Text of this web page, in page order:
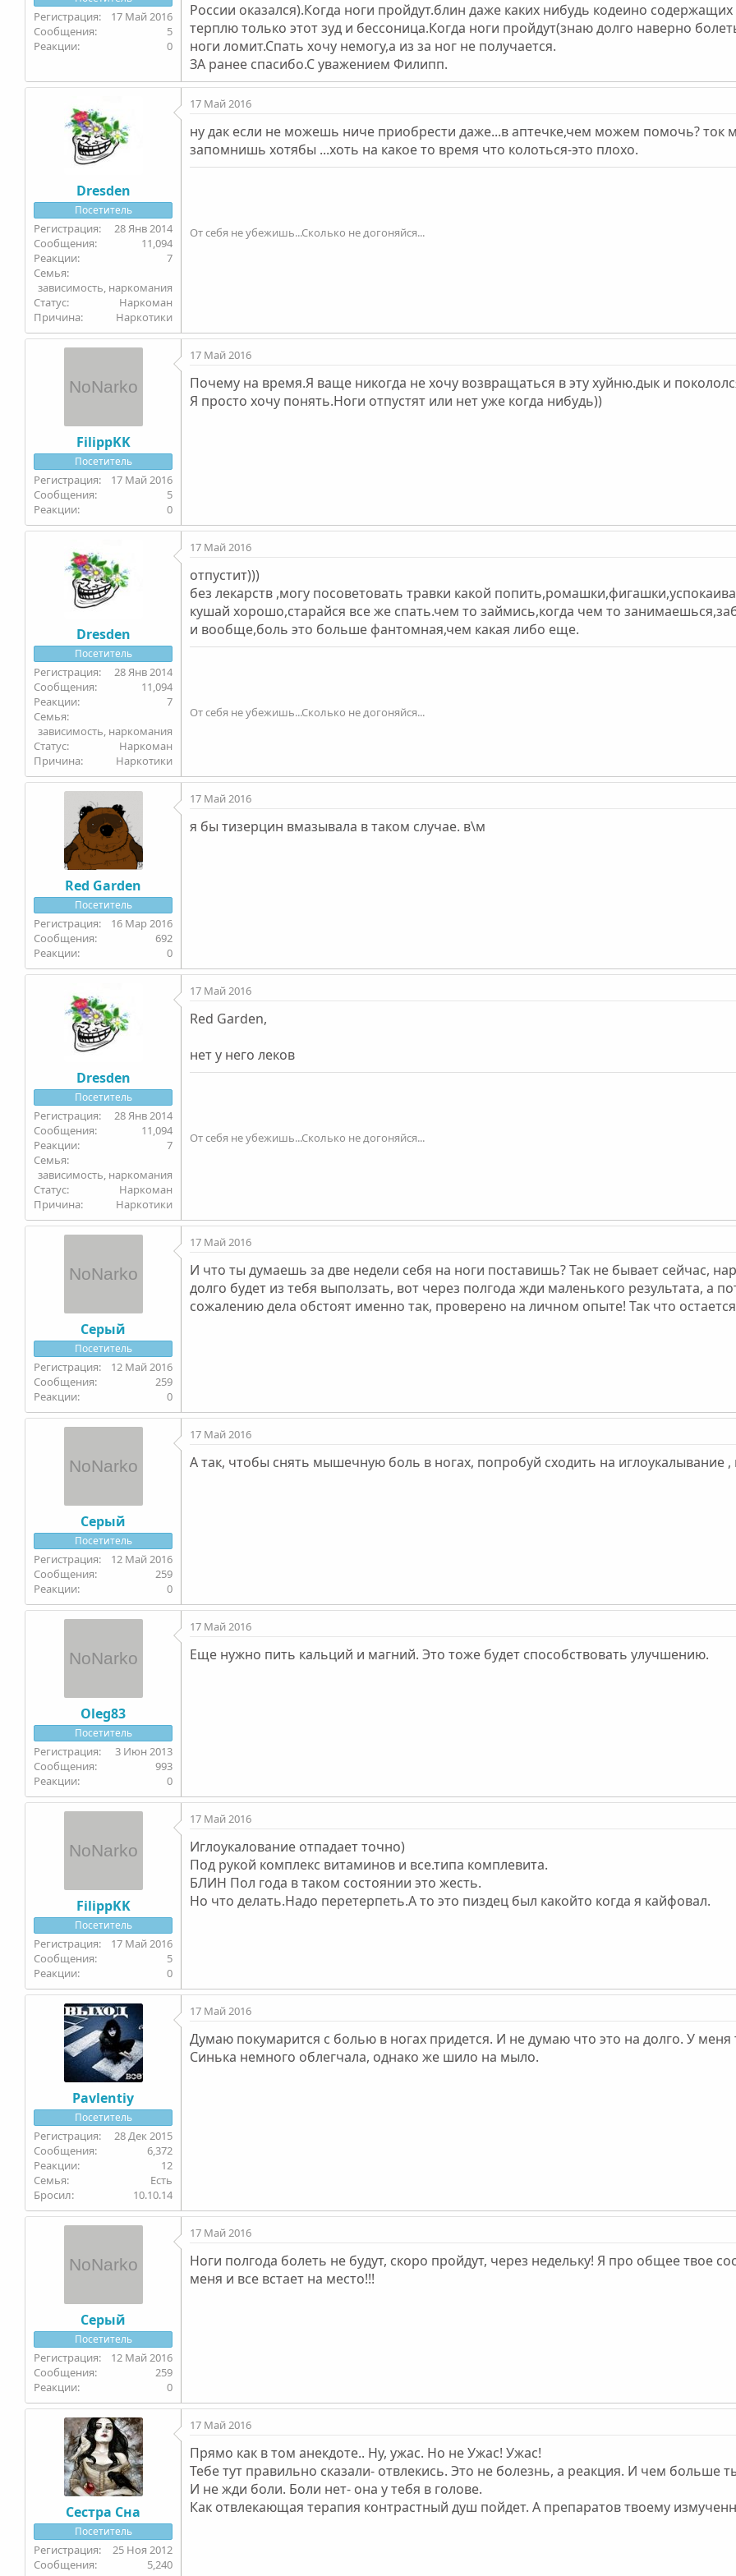
17 Май 2016
5
0
России оказался).Когда ноги пройдут.блин даже каких нибудь кодеино
терплю только этот зуд и бессоница.Когда ноги пройдут(знаю долго наверно
ноги ломит.Спать хочу немогу,а из за ног не получается.
ЗА ранее спасибо.С уважением Филипп.
Dresden
Посетитель
28 Янв 2014
11,094
7
Семья
зависимость, наркомания
Статус
Наркоман
Причина
Наркотики
17 Май 2016
ну дак если не можешь ниче приобрести даже...в аптечке,чем можем помочь? ток
запомнишь хотябы ...хоть на какое то время что колоться-это плохо.
От себя не убежишь...Сколько не догоняйся...
FilippKK
Посетитель
17 Май 2016
5
0
17 Май 2016
Почему на время.Я ваще никогда не хочу возвращаться в эту хуйню.дык и
Я просто хочу понять.Ноги отпустят или нет уже когда нибудь))
Dresden
Посетитель
28 Янв 2014
11,094
7
Семья
зависимость, наркомания
Статус
Наркоман
Причина
Наркотики
17 Май 2016
отпустит)))
без лекарств ,могу посоветовать травки какой
кушай хорошо,старайся все же спать.чем то займись,когда чем то
и вообще,боль это больше фантомная,чем какая либо еще.
От себя не убежишь...Сколько не догоняйся...
Red Garden
Посетитель
16 Мар 2016
692
0
17 Май 2016
я бы тизерцин вмазывала в таком случае. в\м
Dresden
Посетитель
28 Янв 2014
11,094
7
Семья
зависимость, наркомания
Статус
Наркоман
Причина
Наркотики
17 Май 2016
Red Garden,
нет у него леков
От себя не убежишь...Сколько не догоняйся...
Серый
Посетитель
12 Май 2016
259
0
17 Май 2016
И что ты думаешь за две недели себя на ноги поставишь? Так не бывает сейчас,
долго будет из тебя выползать, вот через полгода жди маленького результата, а
сожалению дела обстоят именно так, проверено на личном опыте! Так что
Серый
Посетитель
12 Май 2016
259
0
17 Май 2016
А так, чтобы снять мышечную боль в ногах, попробуй сходить на иглоукалывание
Oleg83
Посетитель
3 Июн 2013
993
0
17 Май 2016
Еще нужно пить кальций и магний. Это тоже будет способствовать улучшению.
FilippKK
Посетитель
17 Май 2016
5
0
17 Май 2016
Иглоукалование отпадает точно)
Под рукой комплекс витаминов и все.типа комплевита.
БЛИН Пол года в таком состоянии это жесть.
Но что делать.Надо перетерпеть.А то это пиздец был какойто когда я кайфовал.
Pavlentiy
Посетитель
28 Дек 2015
6,372
12
Семья
Есть
Бросил
10.10.14
17 Май 2016
Думаю покумарится с болью в ногах придется. И не думаю что это на долго. У
Синька немного облегчала, однако же шило на мыло.
Серый
Посетитель
12 Май 2016
259
0
17 Май 2016
Ноги полгода болеть не будут, скоро пройдут, через недельку! Я про общее твое
меня и все встает на место!!!
Сестра Сна
Посетитель
25 Ноя 2012
5,240
17 Май 2016
Прямо как в том анекдоте.. Ну, ужас. Но не Ужас! Ужас!
Тебе тут правильно сказали- отвлекись. Это не болезнь, а реакция. И чем больше
И не жди боли. Боли нет- она у тебя в голове.
Как отвлекающая терапия контрастный душ пойдет. А препаратов твоему